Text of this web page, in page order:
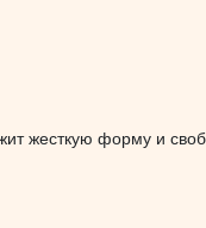
жесткую форму и